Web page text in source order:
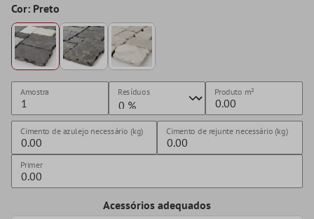
Cor: Preto
Amostra Resíduos Produto m²
Cimento de azulejo necessário (kg) Cimento de rejunte necessário (kg)
Primer
Acessórios adequados